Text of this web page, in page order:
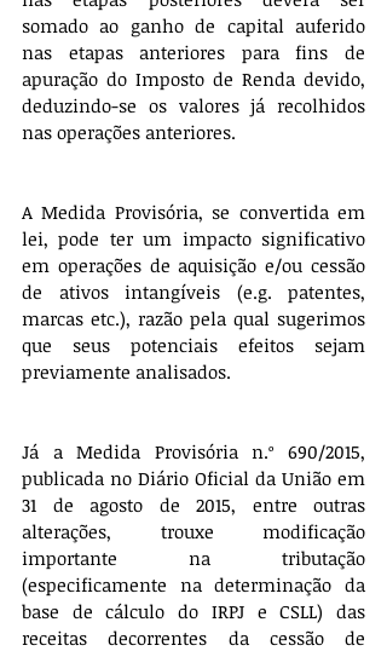
somado ao ganho de capital auferido
nas etapas anteriores para fins de
apuração do Imposto de Renda devido,
deduzindo-se os valores já recolhidos
nas operações anteriores.
A Medida Provisória, se convertida em
lei, pode ter um impacto significativo
em operações de aquisição e/ou cessão
de ativos intangíveis (e.g. patentes,
marcas etc.), razão pela qual sugerimos
que seus potenciais efeitos sejam
previamente analisados.
Já a Medida Provisória n.º 690/2015,
publicada no Diário Oficial da União em
31 de agosto de 2015, entre outras
alterações, trouxe modificação
importante na tributação
(especificamente na determinação da
base de cálculo do IRPJ e CSLL) das
receitas decorrentes da cessão de